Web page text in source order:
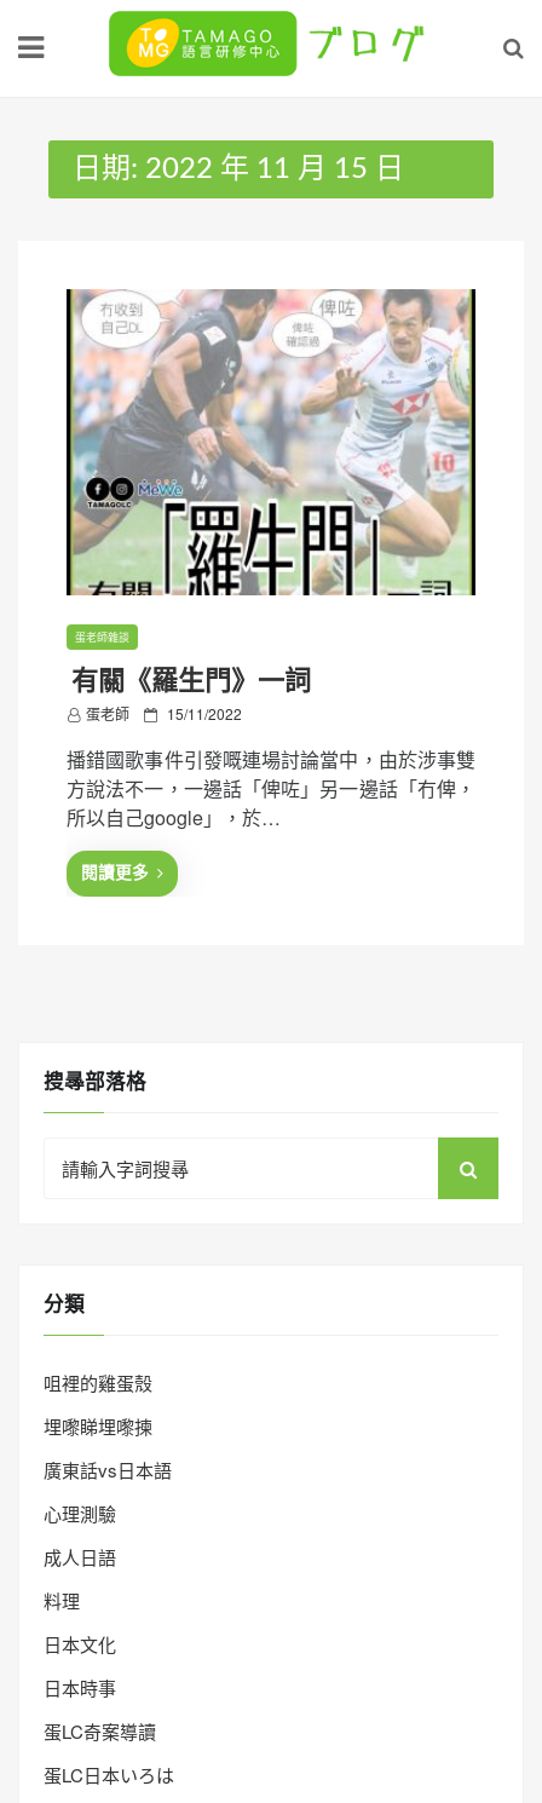
日期: 2022 年 11 月 15 日
蛋老師雜談
有關《羅生門》一詞
蛋老師
P
s
e
d
15/11/2022
播錯國歌事件引發嘅連場討論當中，由於涉事雙
方說法不一，一邊話「俾咗」另一邊話「冇俾，
所以自己google」，於…
閱讀更多
搜㝷部落格
for:
分類
咀裡的雞蛋殼
埋嚟睇埋嚟揀
廣東話vs日本語
心理測驗
成人日語
料理
日本文化
日本時事
蛋LC奇案導讀
蛋LC日本いろは